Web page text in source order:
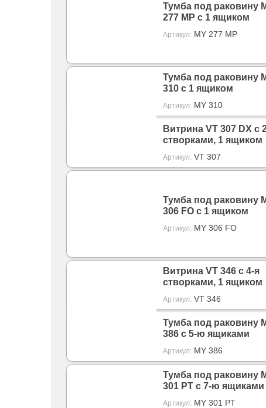
Тумба под раковину
277 MP с 1 ящиком
Артикул: MY 277 MP
Тумба под раковину
310 с 1 ящиком
Артикул: MY 310
Витрина VT 307 DX с
створками, 1 ящиком
Артикул: VT 307
Тумба под раковину
306 FO с 1 ящиком
Артикул: MY 306 FO
Витрина VT 346 с 4-я
створками, 1 ящиком
Артикул: VT 346
Тумба под раковину
386 с 5-ю ящиками
Артикул: MY 386
Тумба под раковину
301 PT с 7-ю ящиками
Артикул: MY 301 PT